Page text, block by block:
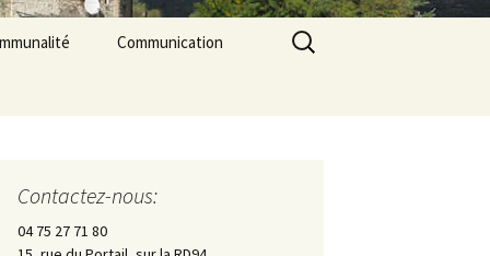
Communication
Les Pilles dans la presse
Rechercher :
Contactez-nous:
04 75 27 71 80